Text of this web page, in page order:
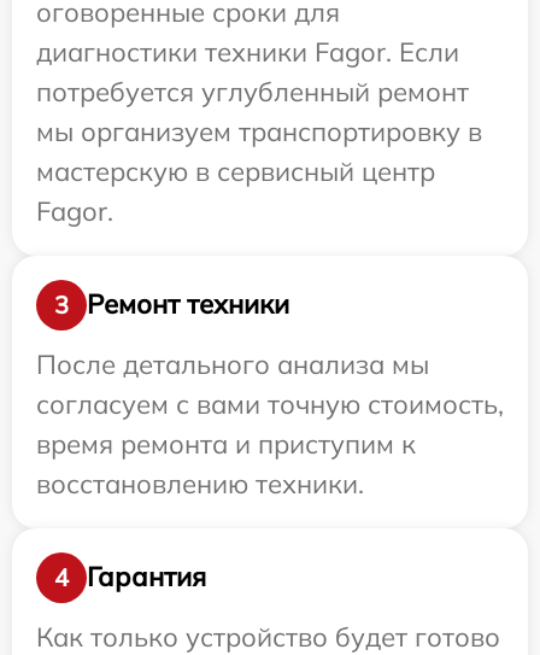
оговоренные сроки для
диагностики техники Fagor. Если
потребуется углубленный ремонт
мы организуем транспортировку в
мастерскую в сервисный центр
Fagor.
3
Ремонт техники
После детального анализа мы
согласуем с вами точную стоимость,
время ремонта и приступим к
восстановлению техники.
4
Гарантия
Как только устройство будет готово